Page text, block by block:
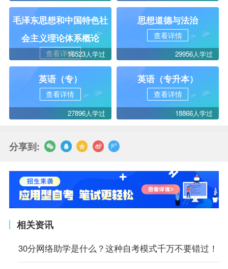
毛泽东思想和中国特色社
会主义理论体系概论
查看详情16523人学过
思想道德与法治
查看详情
29956人学过
英语（专）
查看详情
27896人学过
英语（专升本）
查看详情
18866人学过
分享到:
相关资讯
30分网络助学是什么？这种自考模式千万不要错过！